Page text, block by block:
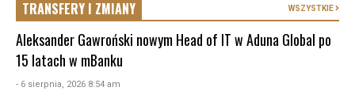
TRANSFERY I ZMIANY WSZYSTKIE
Aleksander Gawroński nowym Head of IT w Aduna Global po
15 latach w mBanku
- 6 sierpnia, 2026 8:54 am